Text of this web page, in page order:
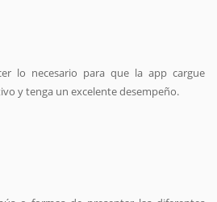
lo necesario para que la app cargue
y tenga un excelente desempeño.